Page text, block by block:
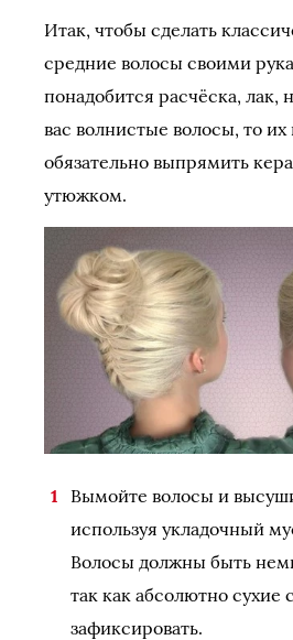
Итак, чтобы сделать
средние волосы своими
понадобится расчёска, лак,
вас волнистые волосы, то
обязательно выпрямить
утюжком.
Вымойте волосы и
используя укладочный
Волосы должны быть
так как абсолютно сухие
зафиксировать.